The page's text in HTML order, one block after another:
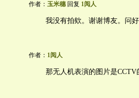
作者： 玉米穗回复 1阅人
我没有拍欸。谢谢博友。问好
作者： 1阅人
那无人机表演的图片是